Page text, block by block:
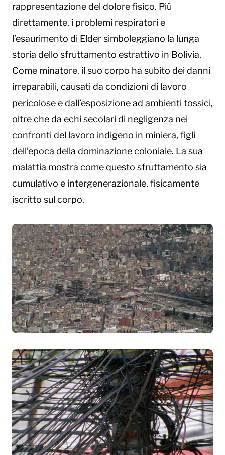
rappresentazione del dolore fisico. Più
direttamente, i problemi respiratori e
l’esaurimento di Elder simboleggiano la lunga
storia dello sfruttamento estrattivo in Bolivia.
Come minatore, il suo corpo ha subito dei danni
irreparabili, causati da condizioni di lavoro
pericolose e dall’esposizione ad ambienti tossici,
oltre che da echi secolari di negligenza nei
confronti del lavoro indigeno in miniera, figli
dell’epoca della dominazione coloniale. La sua
malattia mostra come questo sfruttamento sia
cumulativo e intergenerazionale, fisicamente
iscritto sul corpo.